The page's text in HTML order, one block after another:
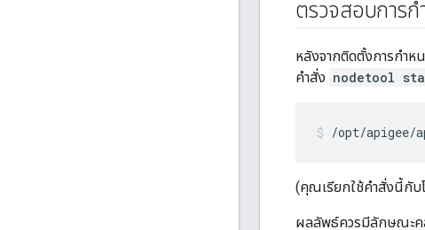
ตรวจสอบการ
หลังจากติดตั้งการกำห
คำสั่ง nodetool
/opt/apigee/
(คุณเรียกใช้คำสั่งนี้กับ
ผลลัพธ์ควรมีลักษณะค